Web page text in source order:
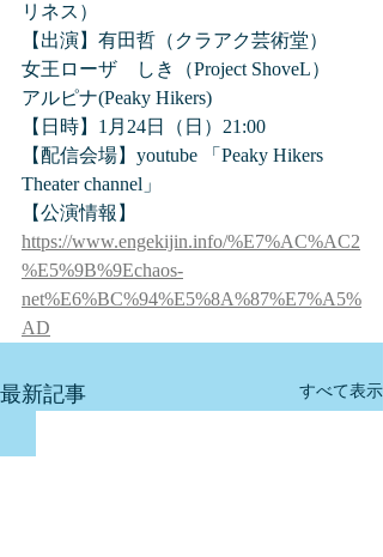
リネス）
【出演】有田哲（クラアク芸術堂）
女王ローザ　しき（Project ShoveL）
アルピナ(Peaky Hikers)
【日時】1月24日（日）21:00
【配信会場】youtube 「Peaky Hikers
Theater channel」
【公演情報】
https://www.engekijin.info/%E7%AC%AC2
%E5%9B%9Echaos-
net%E6%BC%94%E5%8A%87%E7%A5%
AD
最新記事 すべて表示